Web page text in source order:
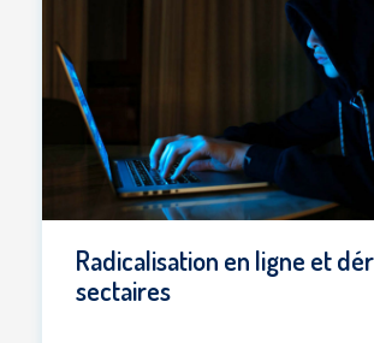
Radicalisation en ligne et
sectaires